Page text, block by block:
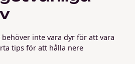
inte vara dyr för att vara
tips för att hålla nere